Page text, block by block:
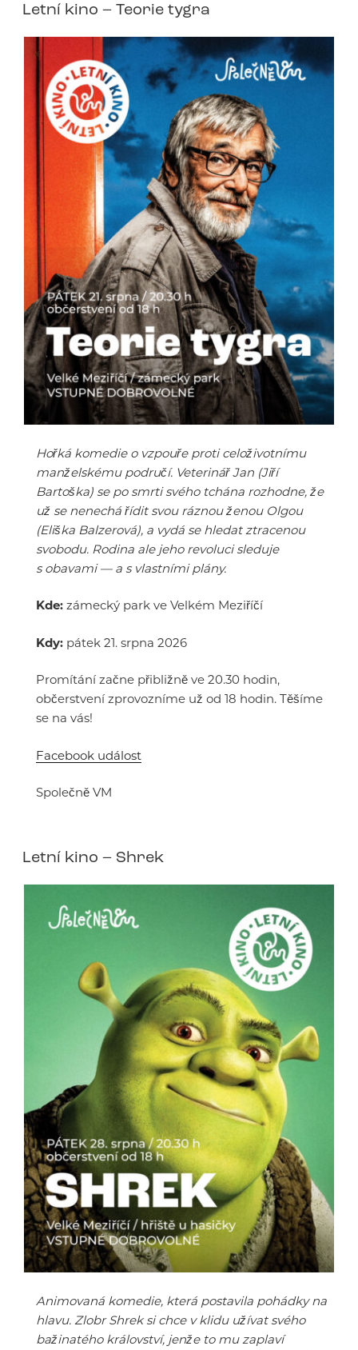
Letní kino – Teorie tygra
Hořká komedie o vzpouře proti celoživotnímu
manželskému područí. Veterinář Jan (Jiří
Bartoška) se po smrti svého tchána rozhodne, že
už se nenechá řídit svou ráznou ženou Olgou
(Eliška Balzerová), a vydá se hledat ztracenou
svobodu. Rodina ale jeho revoluci sleduje
s obavami — a s vlastními plány.
Kde: zámecký park ve Velkém Meziříčí
Kdy: pátek 21. srpna 2026
Promítání začne přibližně ve 20.30 hodin,
občerstvení zprovozníme už od 18 hodin. Těšíme
se na vás!
Facebook událost
Společně VM
Letní kino – Shrek
Animovaná komedie, která postavila pohádky na
hlavu. Zlobr Shrek si chce v klidu užívat svého
bažinatého království, jenže to mu zaplaví